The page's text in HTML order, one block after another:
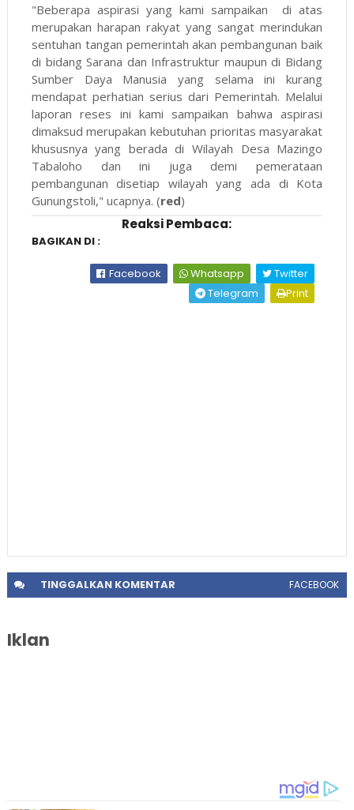
"Beberapa aspirasi yang kami sampaikan di atas
merupakan harapan rakyat yang sangat merindukan
sentuhan tangan pemerintah akan pembangunan baik
di bidang Sarana dan Infrastruktur maupun di Bidang
Sumber Daya Manusia yang selama ini kurang
mendapat perhatian serius dari Pemerintah. Melalui
laporan reses ini kami sampaikan bahwa aspirasi
dimaksud merupakan kebutuhan prioritas masyarakat
khususnya yang berada di Wilayah Desa Mazingo
Tabaloho dan ini juga demi pemerataan
pembangunan disetiap wilayah yang ada di Kota
Gunungstoli," ucapnya. (red)
Reaksi Pembaca:
BAGIKAN DI :
Facebook Whatsapp
Twitter
Telegram
Print
TINGGALKANKOMENTAR FACEBOOK
Iklan